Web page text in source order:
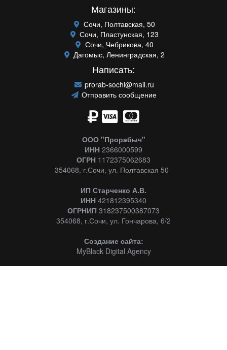
Магазины:
Сочи, Полтавская, 50
Сочи, Пластунская, 123
Сочи, Чебрикова, 40
Дагомыс, Ленинградская, 2
Написать:
prorab-sochi@mail.ru
Отправить сообщение
ООО "Прорабыч"
ИНН 2366000599
ОГРН 1172375062683
354068, г.Сочи, ул. Полтавская 50
ИП Старченко А.В.
ИНН 421812395340
ОГРНИП 318237500387073
354068, г.Сочи, ул. Гончарова, 6/2
Создание сайта:
MyBlack Digital Agency